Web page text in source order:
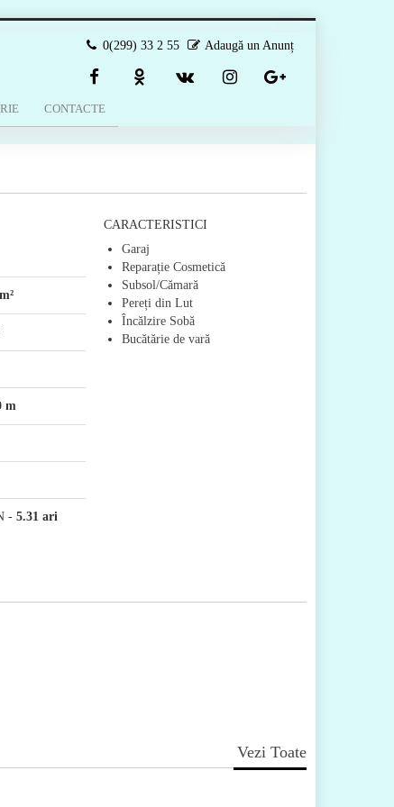
0(299) 33 2 55 Adaugă un Anunț
CONTACTE
m
- 5.31 ari
CARACTERISTICI
Garaj
Reparație Cosmetică
Subsol/Cămară
Pereți din Lut
Încălzire Sobă
Bucătărie de vară
Vezi Toate